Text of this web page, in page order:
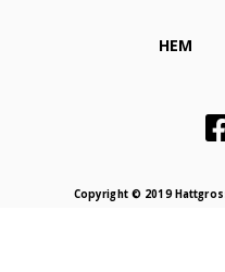
HEM
Copyright © 2019